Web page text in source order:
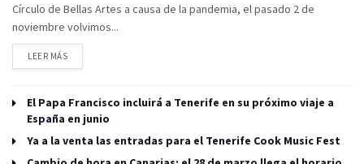
Círculo de Bellas Artes a causa de la pandemia, el pasado 2 de
noviembre volvimos...
LEER MÁS
El Papa Francisco incluirá a Tenerife en su próximo viaje a
España en junio
Ya a la venta las entradas para el Tenerife Cook Music Fest